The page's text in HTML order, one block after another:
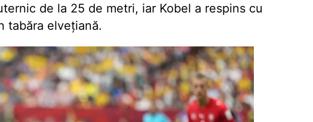
de la 25 de metri, iar Kobel a respins cu
tabăra elvețiană.